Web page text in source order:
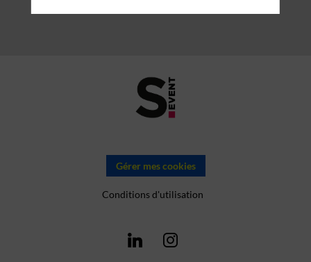
Gérer mes cookies
Conditions d'utilisation